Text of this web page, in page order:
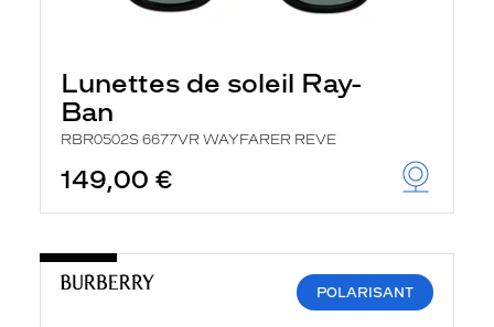
Lunettes de soleil Ray-
Ban
RBR0502S 6677VR WAYFARER REVE
149,00 €
POLARISANT